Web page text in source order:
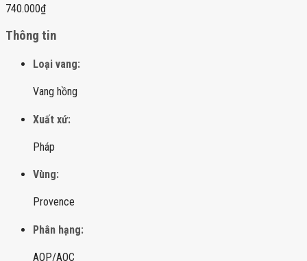
740.000₫
Thông tin
Loại vang:
Vang hồng
Xuất xứ:
Pháp
Vùng:
Provence
Phân hạng:
AOP/AOC